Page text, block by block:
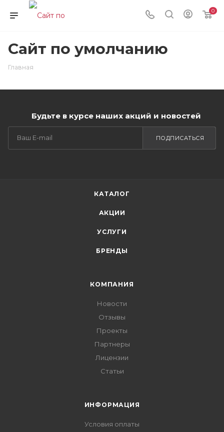
0
Сайт по умолчанию
Главная
Будьте в курсе наших акций и новостей
ПОДПИСАТЬСЯ
КАТАЛОГ
АКЦИИ
УСЛУГИ
БРЕНДЫ
КОМПАНИЯ
Новости
Отзывы
Проекты
Партнеры
Лицензии
Статьи
ИНФОРМАЦИЯ
Условия оплаты